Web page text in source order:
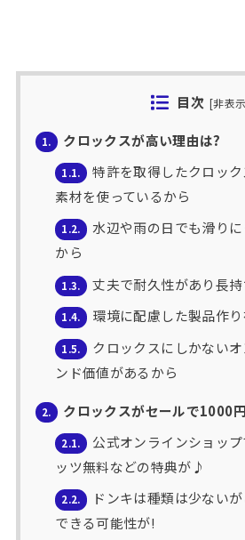
目次 [非表
1. クロックスが高い理由は?
1.1.
特許を取得したクロッ
素材を使っているから
1.2.
水辺や雨の日でも滑り
から
1.3. 丈夫で耐久性があり長
1.4. 環境に配慮した製品作
1.5.
クロックスにしかない
ンド価値があるから
2. クロックスがセールで1000
2.1.
公式オンラインショッ
ッツ無料などの特典が♪
2.2.
ドンキは種類は少ない
できる可能性が!